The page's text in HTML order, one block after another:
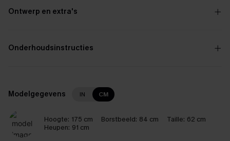
Ontwerp en extra's
Onderhoudsinstructies
Modelgegevens IN CM
Hoogte: 175 cm Borstbeeld: 84 cm Taille: 62 cm
Heupen: 91 cm